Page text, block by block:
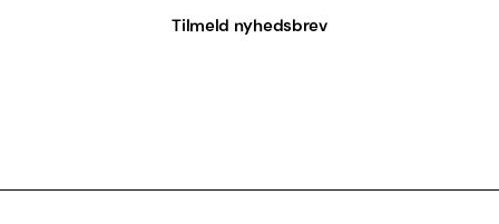
Tilmeld nyhedsbrev